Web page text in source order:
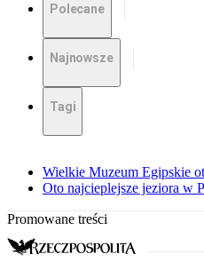
Polecane
Najnowsze
Tagi
Wielkie Muzeum Egipskie
Oto najcieplejsze jeziora w
Promowane treści